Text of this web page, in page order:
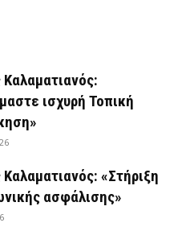
ισχυρή Τοπική
«Στήριξη
ασφάλισης»